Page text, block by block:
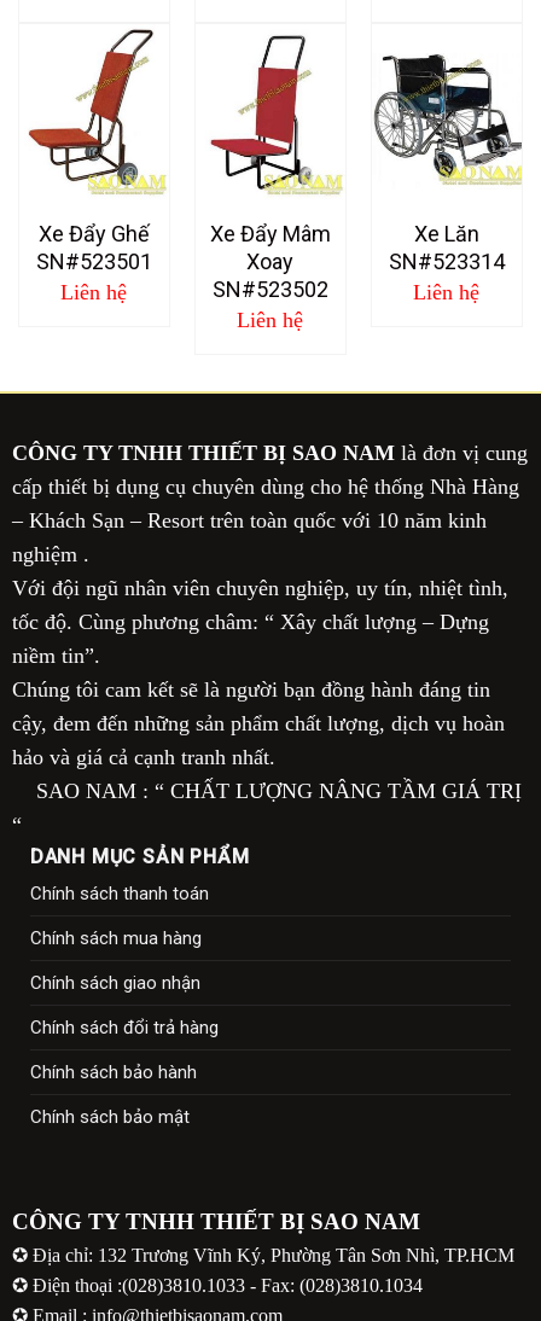
Xe Đẩy Ghế
SN#523501
Liên hệ
Xe Đẩy Mâm
Xoay
SN#523502
Liên hệ
Xe Lăn
SN#523314
Liên hệ
CÔNG TY TNHH THIẾT BỊ SAO NAMlà đơn vị cung
cấp thiết bị dụng cụ chuyên dùng cho hệ thống Nhà Hàng
– Khách Sạn – Resort trên toàn quốc với 10 năm kinh
nghiệm .
Với đội ngũ nhân viên chuyên nghiệp, uy tín, nhiệt tình,
tốc độ. Cùng phương châm: “ Xây chất lượng – Dựng
niềm tin”.
Chúng tôi cam kết sẽ là người bạn đồng hành đáng tin
cậy, đem đến những sản phẩm chất lượng, dịch vụ hoàn
hảo và giá cả cạnh tranh nhất.
SAO NAM : “ CHẤT LƯỢNG NÂNG TẦM GIÁ TRỊ
“
DANH MỤC SẢN PHẨM
Chính sách thanh toán
Chính sách mua hàng
Chính sách giao nhận
Chính sách đổi trả hàng
Chính sách bảo hành
Chính sách bảo mật
CÔNG TY TNHH THIẾT BỊ SAO NAM
✪ Địa chỉ: 132 Trương Vĩnh Ký, Phường Tân Sơn Nhì, TP.HCM
✪ Điện thoại :(028)3810.1033 - Fax: (028)3810.1034
✪ Email : info@thietbisaonam.com